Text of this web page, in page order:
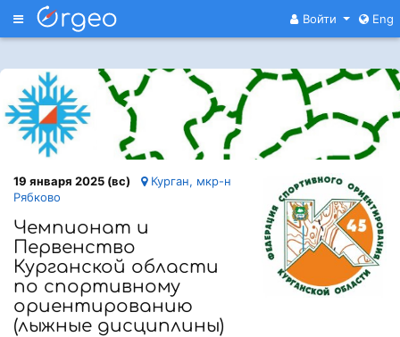
Меню Войти Eng
19 января 2025 (вс)
Курган, мкр-н
Рябково
Чемпионат и
Первенство
Курганской области
по спортивному
ориентированию
(лыжные дисциплины)